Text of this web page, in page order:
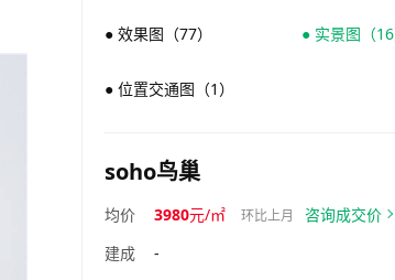
● 效果图（77） ● 实景图（16
● 位置交通图（1）
soho鸟巢
均价 3980元/㎡ 环比上月
咨询成交价
建成
-